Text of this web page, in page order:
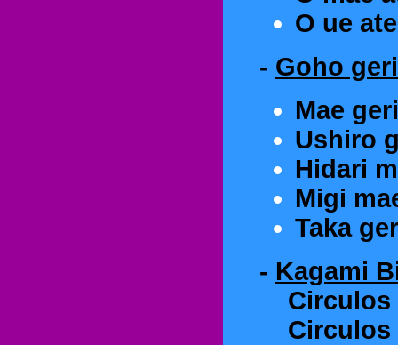
O ue ate
- Goho geri
Mae
Ushiro
Hidari
Migi
Taka
- Kagami
Circulos
Circulos